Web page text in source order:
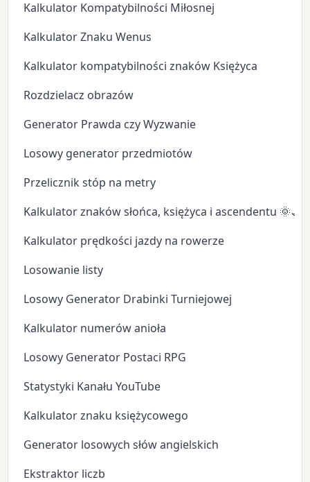
Kalkulator Kompatybilności Miłosnej
Kalkulator Znaku Wenus
Kalkulator kompatybilności znaków Księżyca
Rozdzielacz obrazów
Generator Prawda czy Wyzwanie
Losowy generator przedmiotów
Przelicznik stóp na metry
Kalkulator znaków słońca, księżyca i ascendentu
Kalkulator prędkości jazdy na rowerze
Losowanie listy
Losowy Generator Drabinki Turniejowej
Kalkulator numerów anioła
Losowy Generator Postaci RPG
Statystyki Kanału YouTube
Kalkulator znaku księżycowego
Generator losowych słów angielskich
Ekstraktor liczb